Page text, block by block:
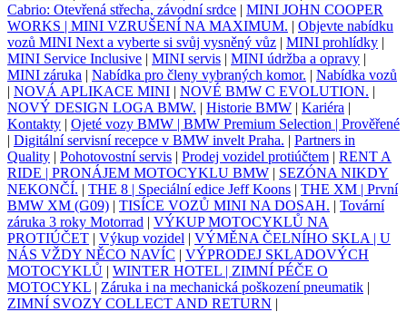
Cabrio: Otevřená střecha, závodní srdce | MINI JOHN COOPER
WORKS | MINI VZRUŠENÍ NA MAXIMUM. | Objevte nabídku
vozů MINI Next a vyberte si svůj vysněný vůz | MINI prohlídky |
MINI Service Inclusive | MINI servis | MINI údržba a opravy |
MINI záruka | Nabídka pro členy vybraných komor. | Nabídka vozů
| NOVÁ APLIKACE MINI | NOVÉ BMW C EVOLUTION. |
NOVÝ DESIGN LOGA BMW. | Historie BMW | Kariéra |
Kontakty | Ojeté vozy BMW | BMW Premium Selection | Prověřené
| Digitální servisní recepce v BMW invelt Praha. | Partners in
Quality | Pohotovostní servis | Prodej vozidel protiúčtem | RENT A
RIDE | PRONÁJEM MOTOCYKLU BMW | SEZÓNA NIKDY
NEKONČÍ. | THE 8 | Speciální edice Jeff Koons | THE XM | První
BMW XM (G09) | TISÍCE VOZŮ MINI NA DOSAH. | Tovární
záruka 3 roky Motorrad | VÝKUP MOTOCYKLŮ NA
PROTIÚČET | Výkup vozidel | VÝMĚNA ČELNÍHO SKLA | U
NÁS VŽDY NĚCO NAVÍC | VÝPRODEJ SKLADOVÝCH
MOTOCYKLŮ | WINTER HOTEL | ZIMNÍ PÉČE O
MOTOCYKL | Záruka i na mechanická poškození pneumatik |
ZIMNÍ SVOZY COLLECT AND RETURN |